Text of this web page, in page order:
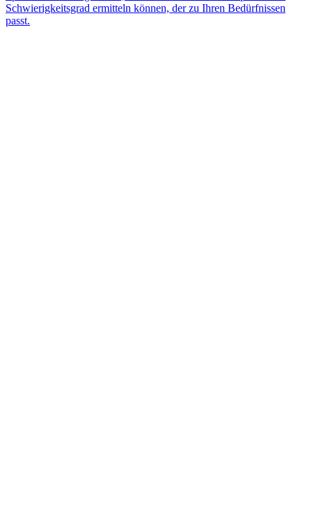
Schwierigkeitsgrad ermitteln können, der zu Ihren Bedürfnissen
passt.